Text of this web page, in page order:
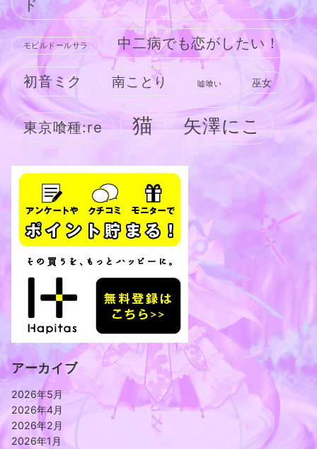
ド
モビルドールサラ 中二病でも恋がしたい！
初音ミク 南ことり 嘘喰い 巫女
東京喰種:re 猫 矢澤にこ
アーカイブ
2026年5月
2026年4月
2026年2月
2026年1月